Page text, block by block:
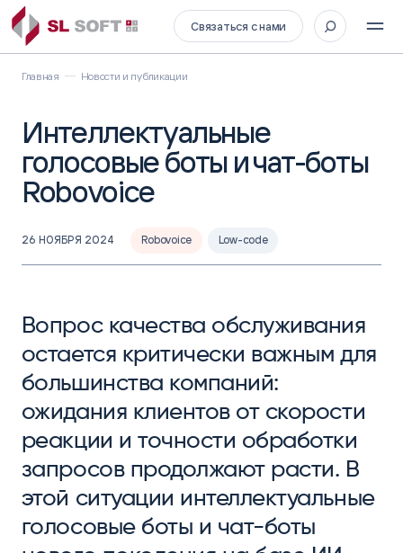
Связаться с нами
Главная Новости и публикации
Интеллектуальные
голосовые боты и чат-боты
Robovoice
26 НОЯБРЯ 2024 Robovoice Low-code
Вопрос качества обслуживания
остается критически важным для
большинства компаний:
ожидания клиентов от скорости
реакции и точности обработки
запросов продолжают расти. В
этой ситуации интеллектуальные
голосовые боты и чат-боты